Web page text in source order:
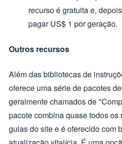
recurso é gratuita e,
pagar US$ 1 por geração.
Outros recursos
Além das bibliotecas de
oferece uma série de pacotes
geralmente chamados de
pacote combina quase todos
guias do site e é oferecido com